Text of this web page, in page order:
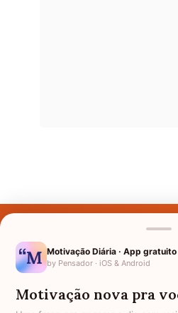
Nomes pelo
Motivação Diária · App gratuito
by Pensador · iOS & Android
Motivação nova pra